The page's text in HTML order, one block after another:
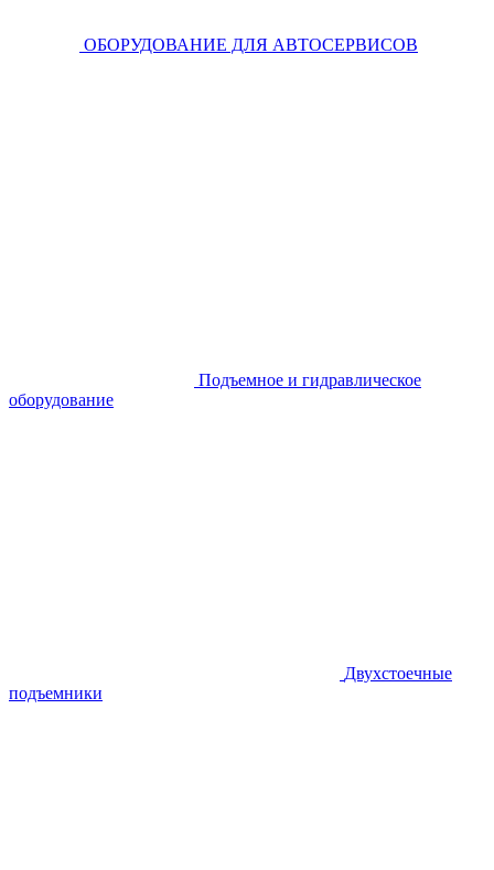
ОБОРУДОВАНИЕ ДЛЯ АВТОСЕРВИСОВ
Подъемное и гидравлическое
оборудование
Двухстоечные
подъемники